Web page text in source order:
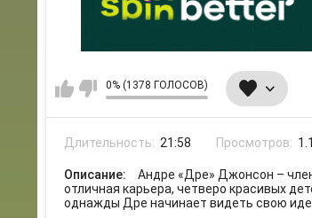
0% (1378 ГОЛОСОВ)
Длительность: 21:58 Просмотров:
Описание:
Андре «Дре» Джонсон –
отличная карьера, четверо красивых
однажды Дре начинает видеть свою